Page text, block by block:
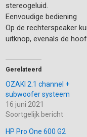
stereogeluid.
Eenvoudige bediening
Op de rechterspeaker
uitknop, evenals de
Gerelateerd
OZAKI 2.1 channel +
subwoofer systeem
16 juni 2021
Soortgelijk bericht
HP Pro One 600 G2